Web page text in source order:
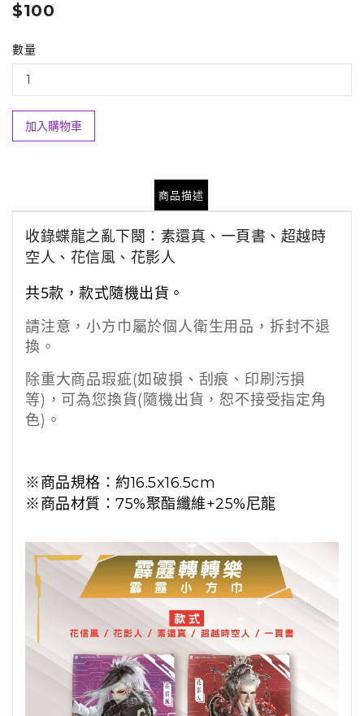
$100
數量
加入購物車
商品描述
收錄蝶龍之亂下闋：素還真、一頁書、超越時
空人、花信風、花影人
共5款，款式隨機出貨。
請注意，小方巾屬於個人衛生用品， 拆封不退
換。
除重大商品瑕疵(如破損、刮痕、印刷污損
等) ，可為您換貨(隨機出貨，恕不接受指定角
色)。
※商品規格： 約16.5x16.5cm
※商品材質： 75%聚酯纖維+25%尼龍